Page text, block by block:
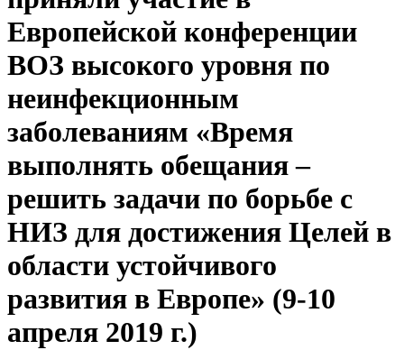
Европейской конференции
ВОЗ высокого уровня по
неинфекционным
заболеваниям «Время
выполнять обещания –
решить задачи по борьбе c
НИЗ для достижения Целей в
области устойчивого
развития в Европе» (9-10
апреля 2019 г.)